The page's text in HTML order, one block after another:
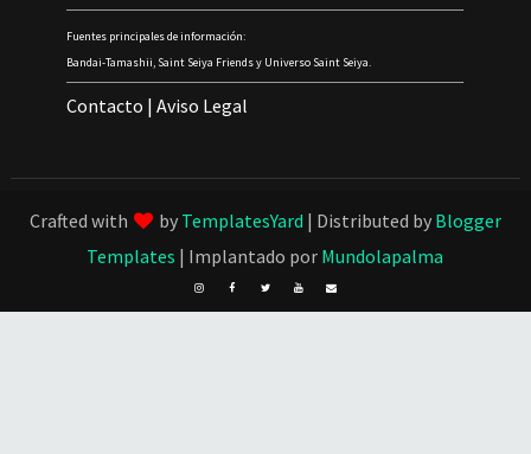
Fuentes principales de información:
Bandai-Tamashii, Saint Seiya Friends y Universo Saint Seiya.
Contacto |Aviso Legal
Crafted with by TemplatesYard | Distributed by Blogger
Templates | Implantado por Mundolapalma